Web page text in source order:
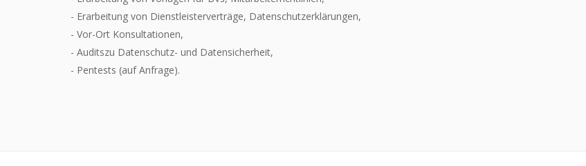
- Erarbeitung von Dienstleisterverträge, Datenschutzerklärungen,
- Vor-Ort Konsultationen,
- Auditszu Datenschutz- und Datensicherheit,
- Pentests (auf Anfrage).